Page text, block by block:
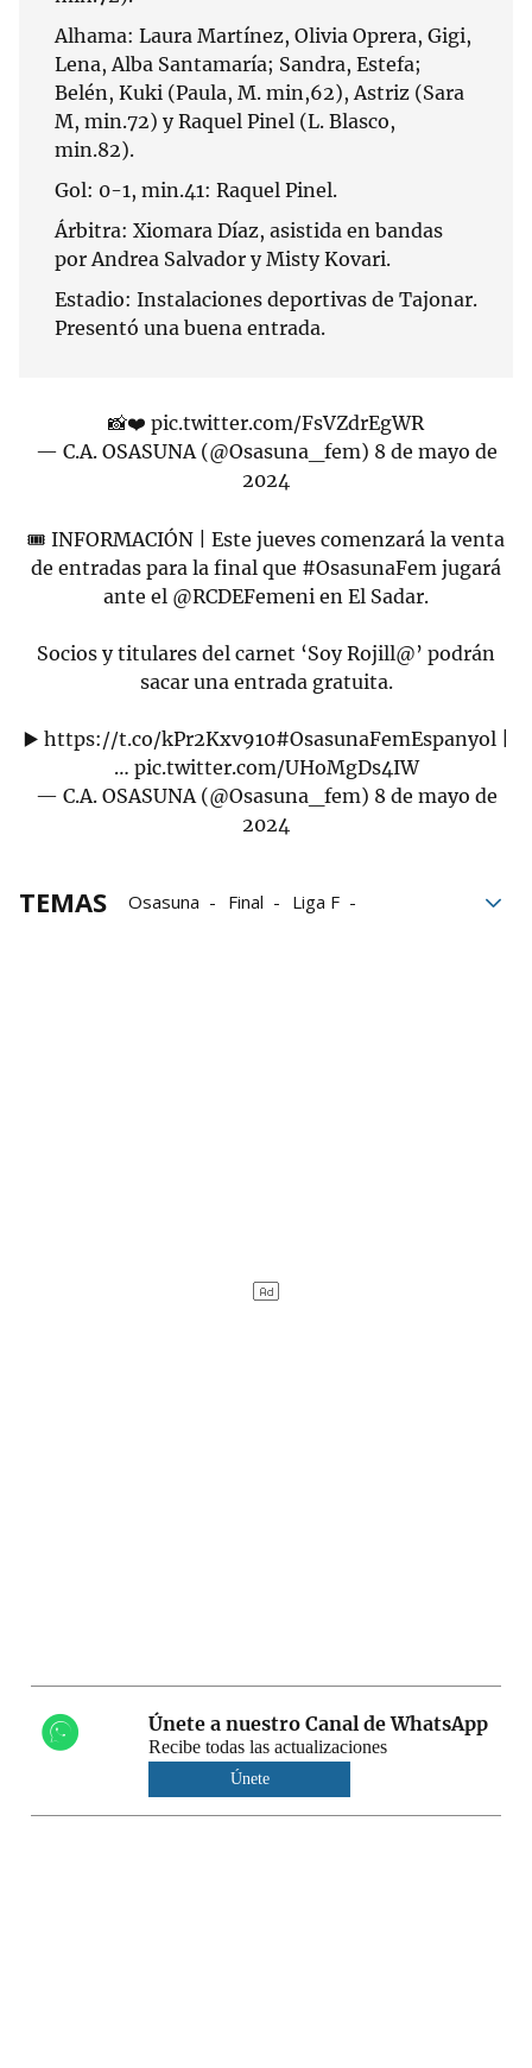
Alhama: Laura Martínez, Olivia Oprera, Gigi,
Lena, Alba Santamaría; Sandra, Estefa;
Belén, Kuki (Paula, M. min,62), Astriz (Sara
M, min.72) y Raquel Pinel (L. Blasco,
min.82).
Gol: 0-1, min.41: Raquel Pinel.
Árbitra: Xiomara Díaz, asistida en bandas
por Andrea Salvador y Misty Kovari.
Estadio: Instalaciones deportivas de Tajonar.
Presentó una buena entrada.
📸❤️ pic.twitter.com/FsVZdrEgWR
— C.A. OSASUNA (@Osasuna_fem) 8 de mayo de
2024
🎟️ INFORMACIÓN | Este jueves comenzará la venta
de entradas para la final que #OsasunaFem jugará
ante el @RCDEFemeni en El Sadar.
Socios y titulares del carnet ‘Soy Rojill@’ podrán
sacar una entrada gratuita.
▶️ https://t.co/kPr2Kxv910#OsasunaFemEspanyol|
… pic.twitter.com/UHoMgDs4IW
— C.A. OSASUNA (@Osasuna_fem) 8 de mayo de
2024
TEMAS Osasuna Final
Liga F
Únete a nuestro Canal de WhatsApp
Recibe todas las actualizaciones
Únete